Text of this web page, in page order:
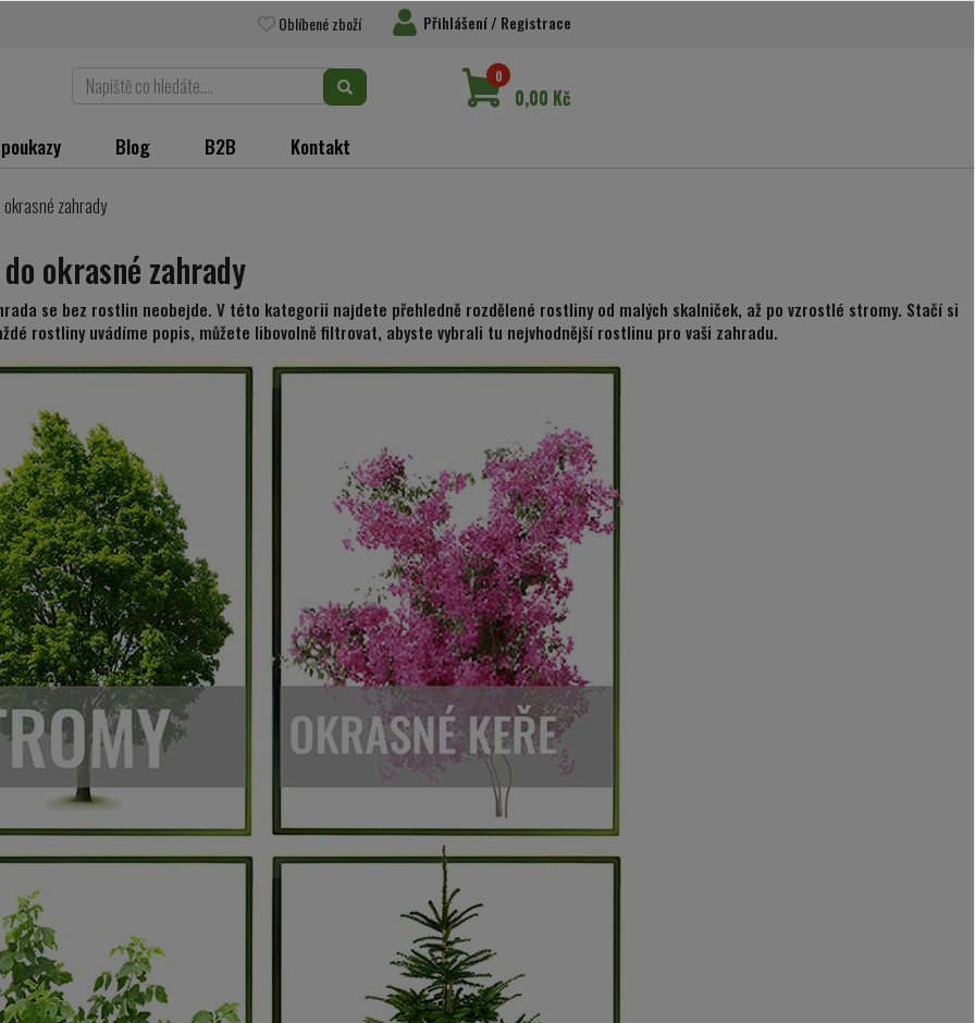
Oblíbené zboží Přihlášení/ Registrace
0
0,00 Kč
Blog B2B Kontakt
zahrady
okrasné zahrady
se bez rostlin neobejde. V této kategorii najdete přehledně rozdělené rostliny od malých skalniček, až po vzrostlé stromy. Stačí si
rostliny uvádíme popis, můžete libovolně filtrovat, abyste vybrali tu nejvhodnější rostlinu pro vaši zahradu.